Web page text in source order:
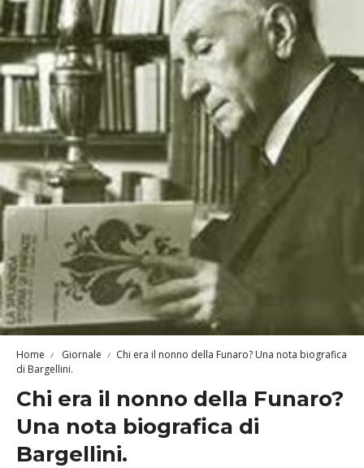
Home Giornale
Chi era il nonno della Funaro? Una nota biografica
di Bargellini.
Chi era il nonno della Funaro?
Una nota biografica di
Bargellini.